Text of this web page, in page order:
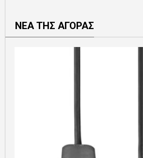
ΝΕΑ ΤΗΣ ΑΓΟΡΑΣ